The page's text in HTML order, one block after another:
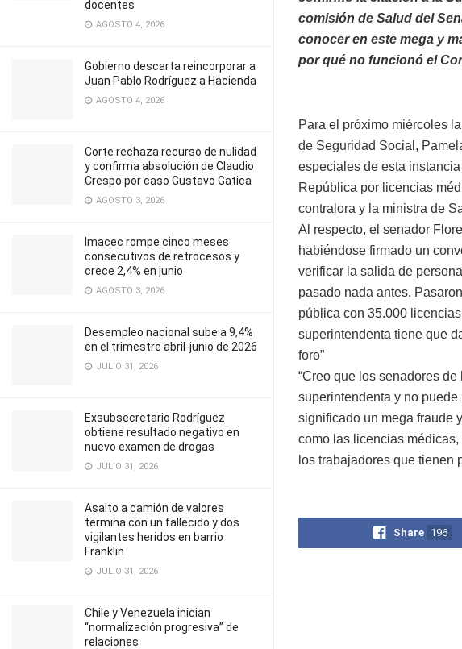
docentes
AGOSTO 4, 2026
Gobierno descarta reincorporar a
Juan Pablo Rodríguez a Hacienda
AGOSTO 4, 2026
Corte rechaza recurso de nulidad
y confirma absolución de Claudio
Crespo por caso Gustavo Gatica
AGOSTO 3, 2026
Imacec rompe cinco meses
consecutivos de retrocesos y
crece 2,4% en junio
AGOSTO 3, 2026
Desempleo nacional sube a 9,4%
en el trimestre abril-junio de 2026
JULIO 31, 2026
Exsubsecretario Rodríguez
obtiene resultado negativo en
nuevo examen de drogas
JULIO 31, 2026
Asalto a camión de valores
termina con un fallecido y dos
vigilantes heridos en barrio
Franklin
JULIO 31, 2026
Chile y Venezuela inician
“normalización progresiva” de
relaciones
comisión de Salud del
conocer en este mega y
por qué no funcionó el
Para el próximo miércoles
de Seguridad Social,
especiales de esta
República por licencias
contralora y la ministra de
Al respecto, el senador
habiéndose firmado un
verificar la salida de
pasado nada antes.
pública con 35.000
superintendenta tiene que
foro”
“Creo que los senadores
superintendenta y no
significado un mega fraude
como las licencias
los trabajadores que tienen
Share 196